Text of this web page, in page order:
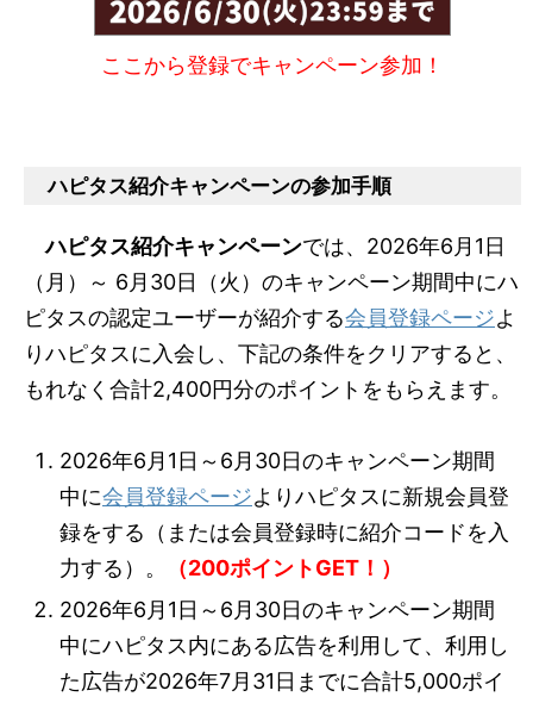
ここから登録でキャンペーン参加！
ハピタス紹介キャンペーンの参加手順
ハピタス紹介キャンペーンでは、2026年6月1日
（月）～ 6月30日（火）のキャンペーン期間中にハ
ピタスの認定ユーザーが紹介する会員登録ページよ
りハピタスに入会し、下記の条件をクリアすると、
もれなく合計2,400円分のポイントをもらえます。
2026年6月1日～6月30日のキャンペーン期間
中に会員登録ページよりハピタスに新規会員登
録をする（または会員登録時に紹介コードを入
力する）。
（200ポイントGET！）
2026年6月1日～6月30日のキャンペーン期間
中にハピタス内にある広告を利用して、利用し
た広告が2026年7月31日までに合計5,000ポイ